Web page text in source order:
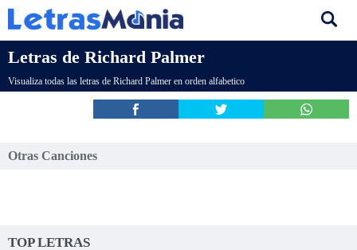
Letras de Richard Palmer
Visualiza todas las letras de Richard Palmer en orden alfabetico
Otras Canciones
TOP LETRAS